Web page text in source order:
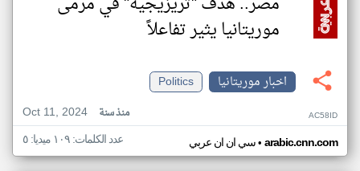
موريتانيا يثير تفاعلاً
اخبار موريتانيا
Politics
Oct 11, 2024
منذ سنة AC58ID
سي ان ان عربي• arabic.cnn.com عدد الكلمات: ١٠٩ ميديا: ٥